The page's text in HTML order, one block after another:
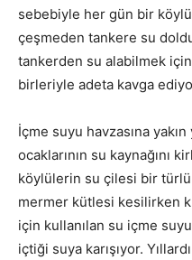
sebebiyle her gün bir
çeşmeden tankere su
tankerden su alabilmek
birleriyle adeta kavga
İçme suyu havzasına
ocaklarının su kaynağını
köylülerin su çilesi bir
mermer kütlesi kesilirken
için kullanılan su içme
içtiği suya karışıyor.